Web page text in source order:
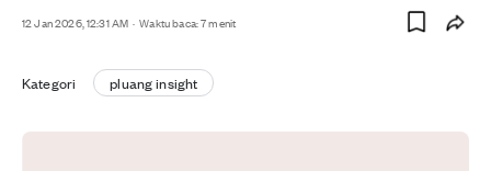
12 Jan 2026, 12:31 AM · Waktu baca: 7 menit
Kategori pluang insight